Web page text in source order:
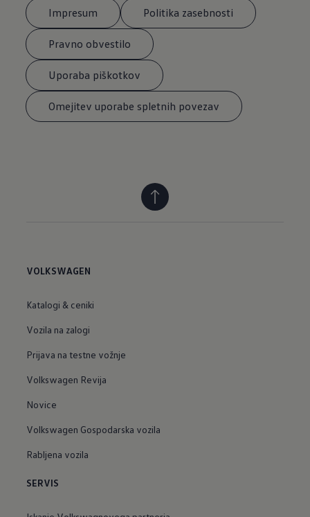
Impresum Politika zasebnosti
Pravno obvestilo
Uporaba piškotkov
Omejitev uporabe spletnih povezav
VOLKSWAGEN
Katalogi & ceniki
Vozila na zalogi
Prijava na testne vožnje
Volkswagen Revija
Novice
Volkswagen Gospodarska vozila
Rabljena vozila
SERVIS